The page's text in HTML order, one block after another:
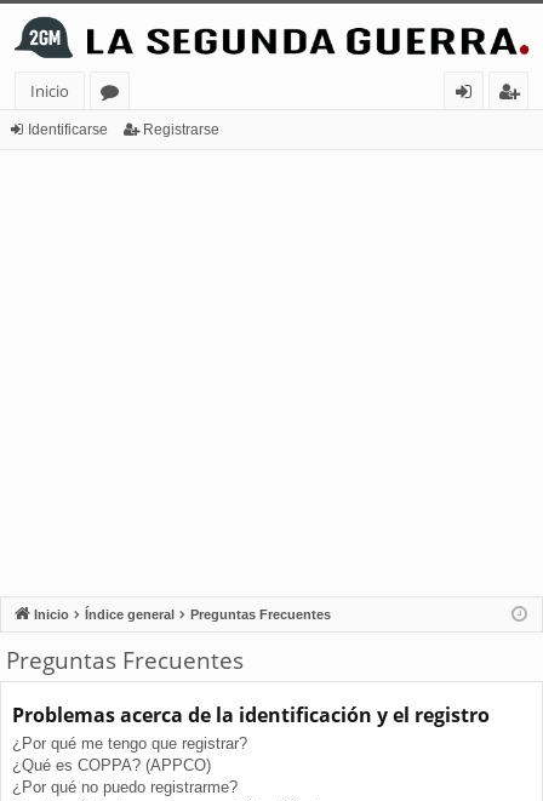
Inicio
or
Identificarse Registrarse
Inicio Índice general Preguntas Frecuentes
Preguntas Frecuentes
Problemas acerca de la identificación y el registro
¿Por qué me tengo que registrar?
¿Qué es COPPA? (APPCO)
¿Por qué no puedo registrarme?